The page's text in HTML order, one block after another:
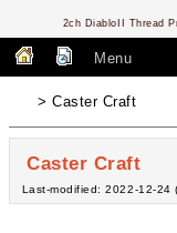
2ch DiabloII Thread
Menu
> Caster Craft
Caster Craft
Last-modified: 2022-12-24